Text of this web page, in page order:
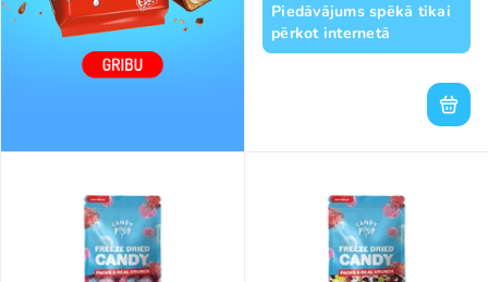
Piedāvājums spēkā tikai
pērkot internetā